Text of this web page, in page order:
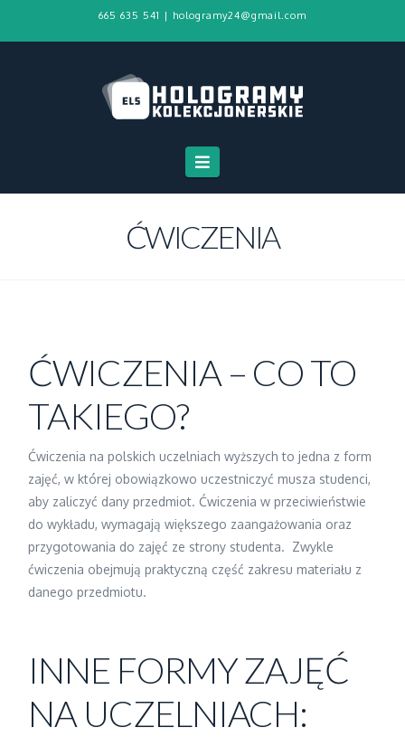
665 635 541 | hologramy24@gmail.com
Navigation
ĆWICZENIA
ĆWICZENIA – CO TO
TAKIEGO?
Ćwiczenia na polskich uczelniach wyższych to jedna z form
zajęć, w której obowiązkowo uczestniczyć musza studenci,
aby zaliczyć dany przedmiot. Ćwiczenia w przeciwieństwie
do wykładu, wymagają większego zaangażowania oraz
przygotowania do zajęć ze strony studenta. Zwykle
ćwiczenia obejmują praktyczną część zakresu materiału z
danego przedmiotu.
INNE FORMY ZAJĘĆ
NA UCZELNIACH: